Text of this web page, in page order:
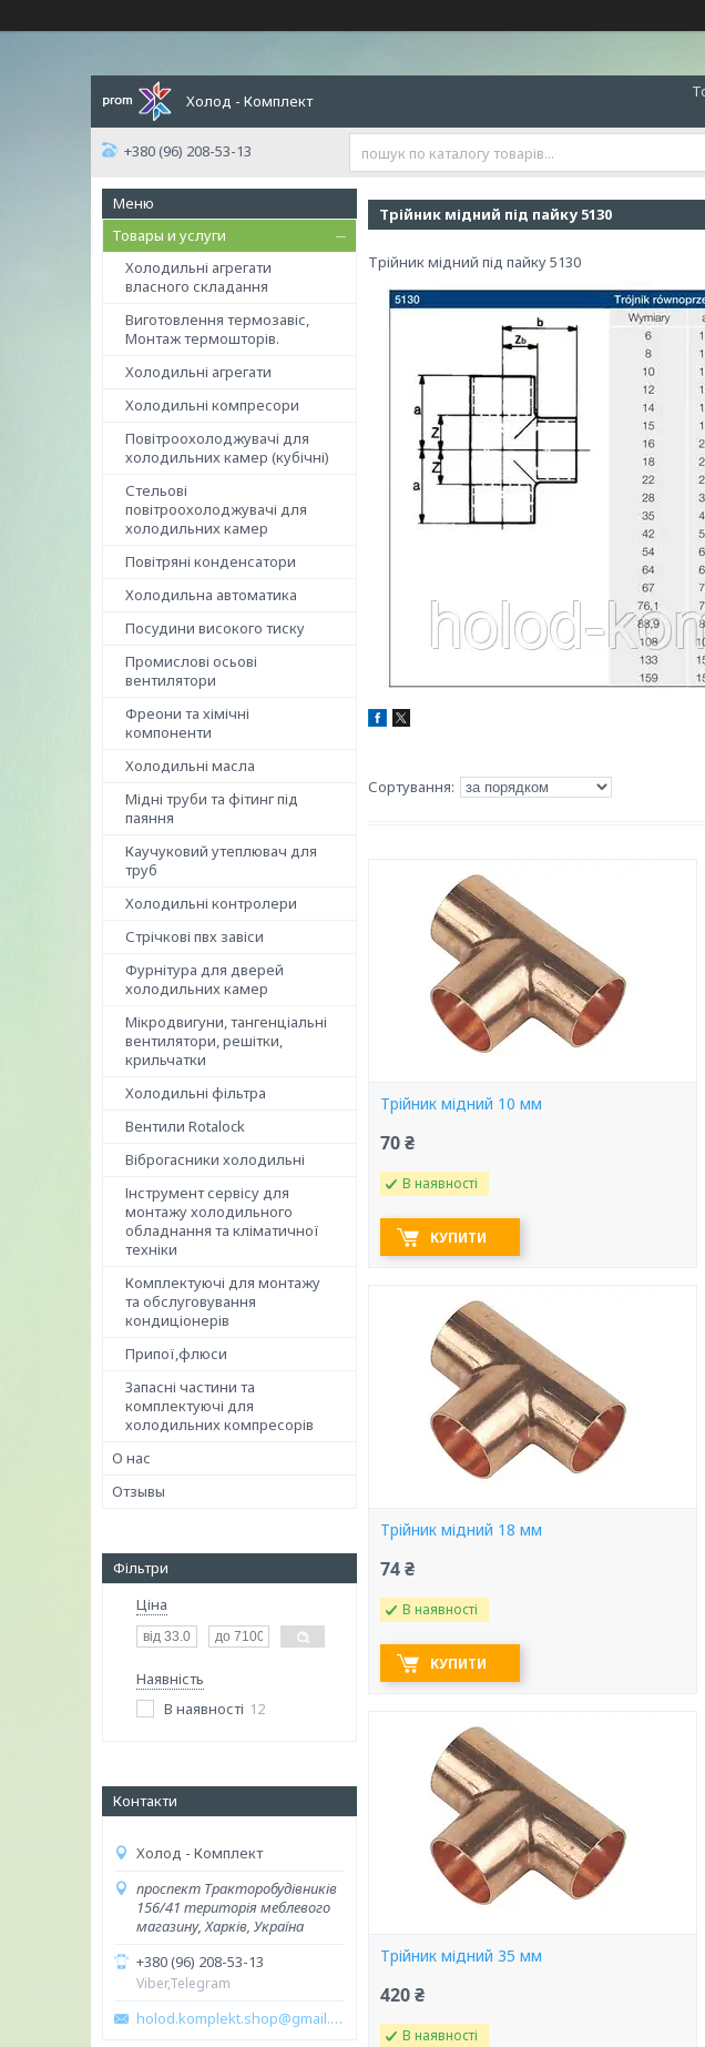
Холод - Комплект
+380 (96) 208-53-13
Товары и услуги
Холодильні агрегати
власного складання
Виготовлення термозавіс,
Монтаж термошторів.
Холодильні агрегати
Холодильні компресори
Повітроохолоджувачі для
холодильних камер (кубічні)
Стельові
повітроохолоджувачі для
холодильних камер
Повітряні конденсатори
Холодильна автоматика
Посудини високого тиску
Промислові осьові
вентилятори
Фреони та хімічні
компоненти
Холодильні масла
Мідні труби та фітинг під
паяння
Каучуковий утеплювач для
труб
Холодильні контролери
Стрічкові пвх завіси
Фурнітура для дверей
холодильних камер
Мікродвигуни, тангенціальні
вентилятори, решітки,
крильчатки
Холодильні фільтра
Вентили Rotalock
Віброгасники холодильні
Інструмент сервісу для
монтажу холодильного
обладнання та кліматичної
техніки
Комплектуючі для монтажу
та обслуговування
кондиціонерів
Припої,флюси
Запасні частини та
комплектуючі для
холодильних компресорів
О нас
Отзывы
Фільтри
Ціна
Наявність
В наявності 12
Контакти
Холод - Комплект
проспект Тракторобудівників
156/41 територія меблевого
магазину, Харків, Україна
+380 (96) 208-53-13
Viber,Telegram
holod.komplekt.shop@gmail.com
Трійник мідний під пайку 5130
Трійник мідний під пайку 5130
Трійник мідний 10 мм
70 ₴
В наявності
КУПИТИ
Трійник мідний 18 мм
74 ₴
В наявності
КУПИТИ
Трійник мідний 35 мм
420 ₴
В наявності